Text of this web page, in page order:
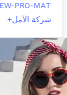
PRO-MAT
شركة الآمل+